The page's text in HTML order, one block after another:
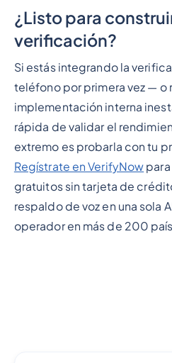
¿Listo para
verificación?
Si estás integrando la
teléfono por primera vez — o
implementación interna
rápida de validar el
extremo es probarla con tu
Regístrate en VerifyNow
gratuitos sin tarjeta de
respaldo de voz en una sola
operador en más de 200